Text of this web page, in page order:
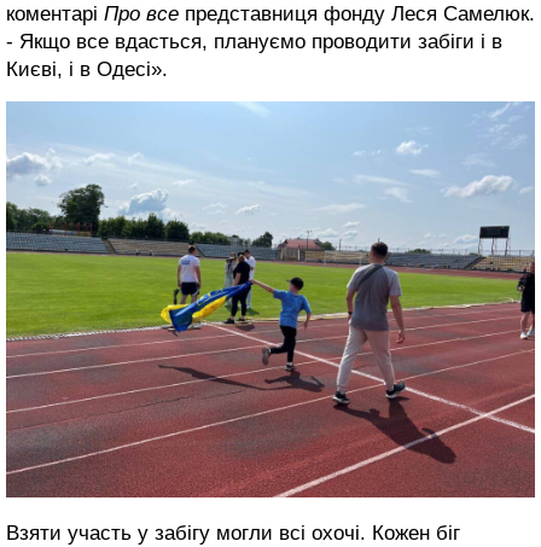
коментарі Про все представниця фонду Леся Самелюк.
- Якщо все вдасться, плануємо проводити забіги і в
Києві, і в Одесі».
Взяти участь у забігу могли всі охочі. Кожен біг